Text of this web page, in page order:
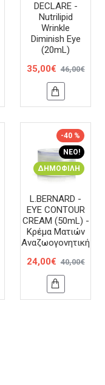
DECLARE -
Nutrilipid
Wrinkle
Diminish Eye
(20mL)
35,00€ 46,00€
ΝΈΟ!
ΔΗΜΟΦΙΛΉ
-40 %
L.BERNARD -
EYE CONTOUR
CREAM (50mL) -
Κρέμα Ματιών
Αναζωογονητική
24,00€ 40,00€